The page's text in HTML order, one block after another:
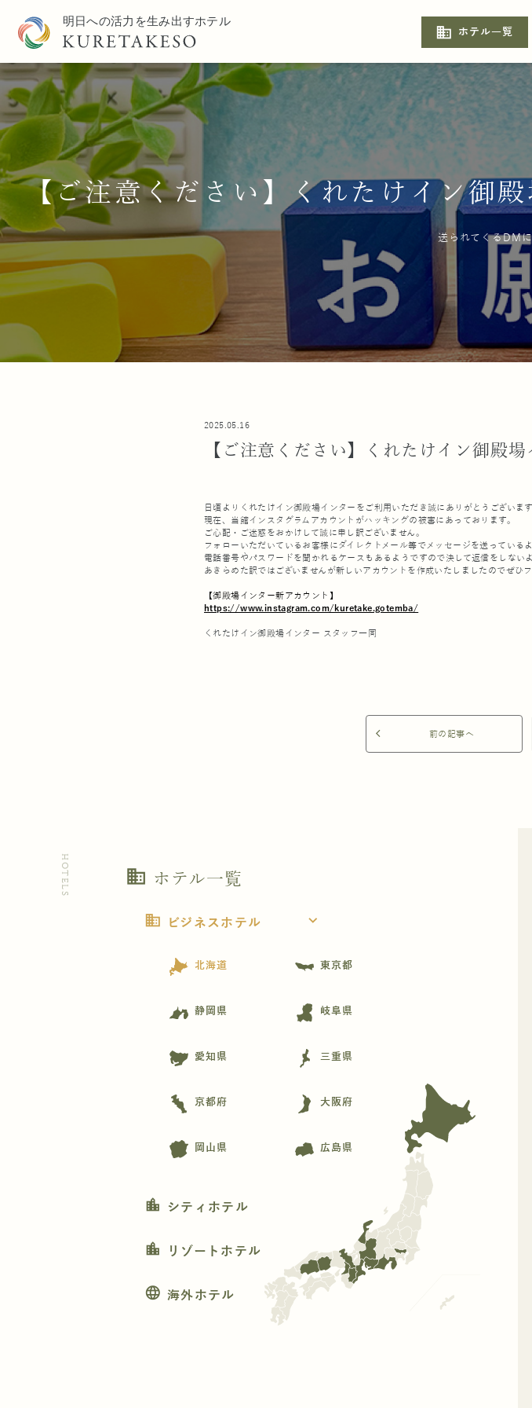
business ホテル一覧
【ご注意ください】くれたけイン御
送られてくるDM
2025.05.16
【ご注意ください】くれたけイン御殿
日頃よりくれたけイン御殿場インターをご利用いただき誠にありがとうございます
現在、当館インスタグラムアカウントがハッキングの被害にあっております。
ご心配・ご迷惑をおかけして誠に申し訳ございません。
フォローいただいているお客様にダイレクトメール等でメッセージを送っているよ
電話番号やパスワードを聞かれるケースもあるようですので決して返信をしない
あきらめた訳ではございませんが新しいアカウントを作成いたしましたのでぜひ
【御殿場インター新アカウント】
https://www.instagram.com/kuretake.gotemba/
くれたけイン御殿場インター スタッフ一同
arrow_back_ios 前の記事へ
HOTELS business ホテル一覧
business ビジネスホテル expand_more
北海道 東京都
静岡県 岐阜県
愛知県 三重県
京都府 大阪府
岡山県 広島県
location_city シティホテル
location_city リゾートホテル
language 海外ホテル